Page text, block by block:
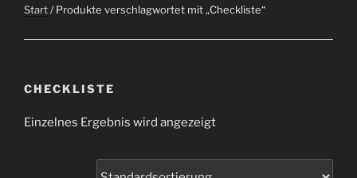
Start/ Produkte verschlagwortet mit „Checkliste“
CHECKLISTE
Einzelnes Ergebnis wird angezeigt